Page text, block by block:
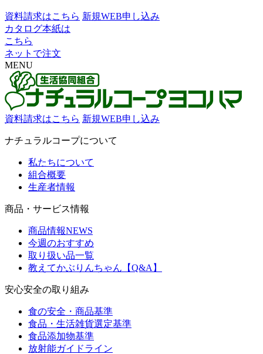
資料請求はこちら 新規WEB申し込み
カタログ本紙は
こちら
ネットで注文
MENU
資料請求はこちら 新規WEB申し込み
ナチュラルコープについて
私たちについて
組合概要
生産者情報
商品・サービス情報
商品情報NEWS
今週のおすすめ
取り扱い品一覧
教えてかぶりんちゃん【Q&A】
安心安全の取り組み
食の安全・商品基準
食品・生活雑貨選定基準
食品添加物基準
放射能ガイドライン